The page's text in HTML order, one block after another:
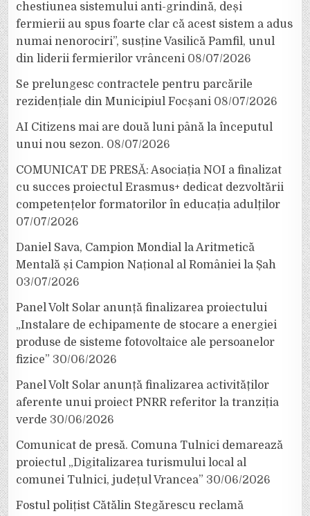
chestiunea sistemului anti-grindină, deși
fermierii au spus foarte clar că acest sistem a adus
numai nenorociri”, susține Vasilică Pamfil, unul
din liderii fermierilor vrânceni 08/07/2026
Se prelungesc contractele pentru parcările
rezidențiale din Municipiul Focșani 08/07/2026
AI Citizens mai are două luni până la începutul
unui nou sezon. 08/07/2026
COMUNICAT DE PRESĂ: Asociația NOI a finalizat
cu succes proiectul Erasmus+ dedicat dezvoltării
competențelor formatorilor în educația adulților
07/07/2026
Daniel Sava, Campion Mondial la Aritmetică
Mentală și Campion Național al României la Șah
03/07/2026
Panel Volt Solar anunță finalizarea proiectului
„Instalare de echipamente de stocare a energiei
produse de sisteme fotovoltaice ale persoanelor
fizice” 30/06/2026
Panel Volt Solar anunță finalizarea activităților
aferente unui proiect PNRR referitor la tranziția
verde 30/06/2026
Comunicat de presă. Comuna Tulnici demarează
proiectul „Digitalizarea turismului local al
comunei Tulnici, județul Vrancea” 30/06/2026
Fostul polițist Cătălin Stegărescu reclamă